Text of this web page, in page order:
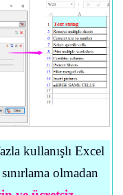
kullanışlı Excel
olmadan